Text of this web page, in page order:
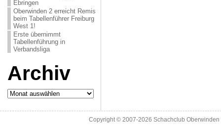
Ebringen
Oberwinden 2 erreicht Remis
beim Tabellenführer Freiburg
West 1!
Erste übernimmt
Tabellenführung in
Verbandsliga
Archiv
Archiv
Copyright © 2007-2026Schachclub Oberwinden